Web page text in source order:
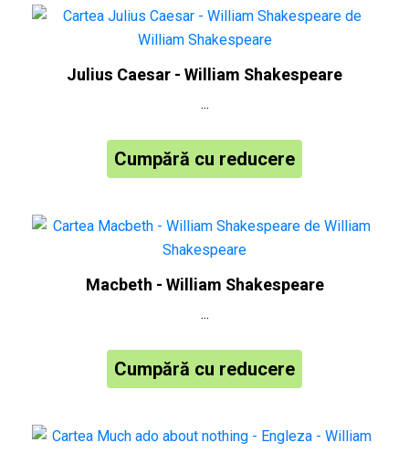
Julius Caesar - William Shakespeare
...
Cumpără cu reducere
Macbeth - William Shakespeare
...
Cumpără cu reducere